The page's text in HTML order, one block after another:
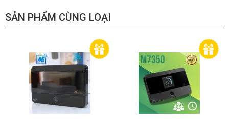
WiFi Range
Mạng hỗ trợ Ethernet tùy chọn hoạt
động cùng nhau để liên kết các thiết
bị Deco để cung cấp vùng phủ sóng
liền mạch
AI-Driven Mesh
Tìm hiểu môi trường mạng một cách
thông minh để cung cấp Wi-Fi lý
tưởng duy nhất cho ngôi nhà của bạn
SẢN PHẨM CÙNG LOẠI